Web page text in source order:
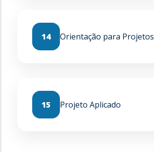
14 Orientação para Projetos
15 Projeto Aplicado